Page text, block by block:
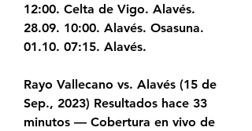
12:00. Celta de Vigo. Alavés.
28.09. 10:00. Alavés. Osasuna.
01.10. 07:15. Alavés.
Rayo Vallecano vs. Alavés (15 de
Sep., 2023) Resultados hace 33
minutos — Cobertura en vivo de